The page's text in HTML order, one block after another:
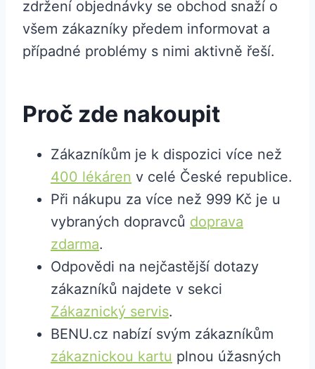
zdržení objednávky se obchod snaží o
všem zákazníky předem informovat a
případné problémy s nimi aktivně řeší.
Proč zde nakoupit
Zákazníkům je k dispozici více než
400 lékáren v celé České republice.
Při nákupu za více než 999 Kč je u
vybraných dopravců doprava
zdarma.
Odpovědi na nejčastější dotazy
zákazníků najdete v sekci
Zákaznický servis.
BENU.cz nabízí svým zákazníkům
zákaznickou kartu plnou úžasných